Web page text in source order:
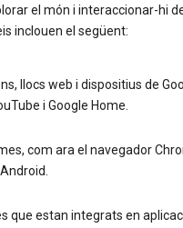
el món i interaccionar-hi
inclouen el següent:
llocs web i dispositius de
i Google Home.
com ara el navegador
que estan integrats en